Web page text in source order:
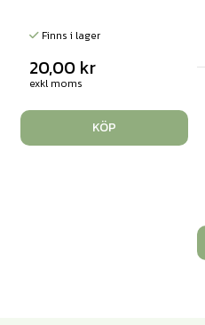
Finns i lager
20,00 kr
exkl moms
KÖP